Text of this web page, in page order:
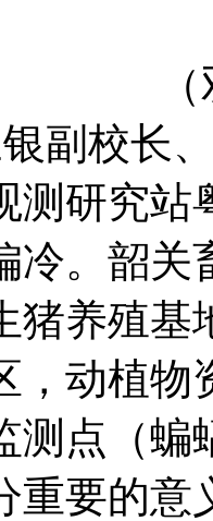
副校长
测研究
冷。韶
猪养殖基
，动植
测点（
重要的